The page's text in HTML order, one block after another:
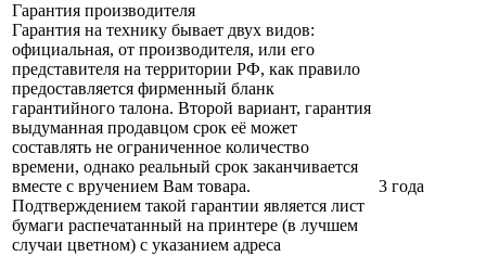
Гарантия производителя
Гарантия на технику бывает двух видов:
официальная, от производителя, или его
представителя на территории РФ, как правило
предоставляется фирменный бланк
гарантийного талона. Второй вариант, гарантия
выдуманная продавцом срок её может
составлять не ограниченное количество
времени, однако реальный срок заканчивается
вместе с вручением Вам товара.
Подтверждением такой гарантии является лист
бумаги распечатанный на принтере (в лучшем
случаи цветном) с указанием адреса
3 года